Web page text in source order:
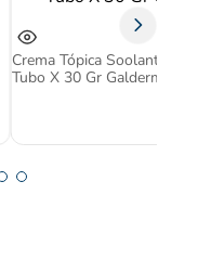
Crema Tópica Soolantra 1%
Tubo X 30 Gr Galderma